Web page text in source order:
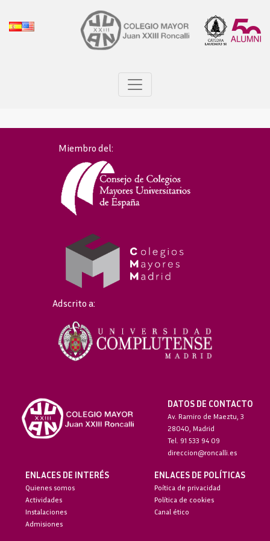
Miembro del:
Adscrito a:
DATOS DE CONTACTO
Av. Ramiro de Maeztu, 3
28040, Madrid
Tel. 91 533 94 09
direccion@roncalli.es
ENLACES DE INTERÉS
Quienes somos
Actividades
Instalaciones
Admisiones
ENLACES DE POLÍTICAS
Poítica de privacidad
Política de cookies
Canal ético